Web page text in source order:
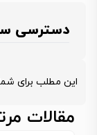
دسترسی
این مطلب برای
مقالات